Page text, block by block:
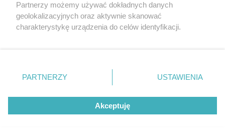
Partnerzy możemy używać dokładnych danych
geolokalizacyjnych oraz aktywnie skanować
charakterystykę urządzenia do celów identyfikacji.
zmienić/wycofać klikając przycisk ustawień prywatności
znajdujący się w lewym dolnym rogu strony
rodzaje przetwarzania danych nie wymagają zgody
użytkownika, ale masz prawo sprzeciwić się takiemu
przetwarzaniu. Preferencje będą miały zastosowanie tylko
PARTNERZY USTAWIENIA
Akceptuję